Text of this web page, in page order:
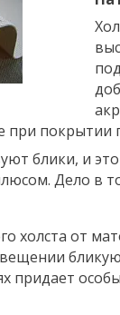
при
блики, и
Дело в
холста от
придает